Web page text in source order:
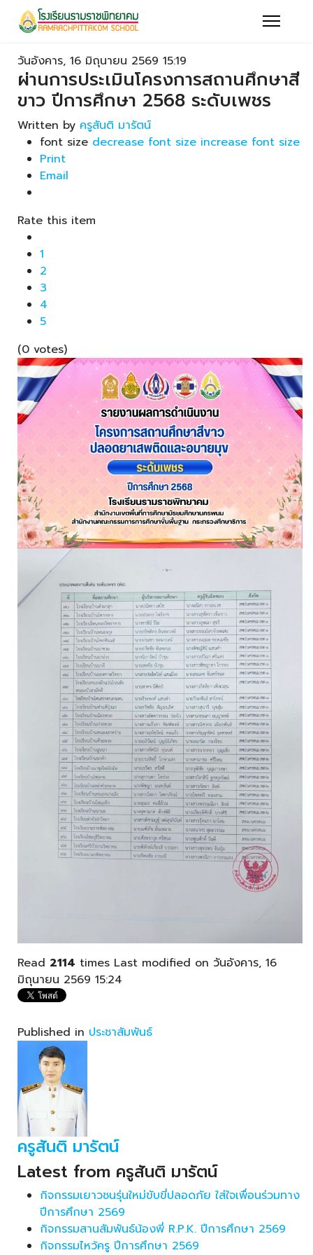
วันอังคาร, 16 มิถุนายน 2569 15:19
ผ่านการประเมินโครงการสถานศึกษาสี
ขาว ปีการศึกษา 2568 ระดับเพชร
Written by ครูสันติ มารัตน์
font size decrease font size increase font size
Print
Email
Rate this item
1
2
3
4
5
(0 votes)
Read 2114 times Last modified on วันอังคาร, 16
มิถุนายน 2569 15:24
Published in ประชาสัมพันธ์
ครูสันติ มารัตน์
Latest from ครูสันติ มารัตน์
กิจกรรมเยาวชนรุ่นใหม่ขับขี่ปลอดภัย ใส่ใจเพื่อนร่วมทาง
ปีการศึกษา 2569
กิจกรรมสานสัมพันธ์น้องพี่ R.P.K. ปีการศึกษา 2569
กิจกรรมไหว้ครู ปีการศึกษา 2569